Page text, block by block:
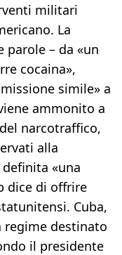
militari
La
parole – da «un
cocaina»,
simile» a
ammonito a
narcotraffico,
alla
«una
dice di offrire
Cuba,
regime destinato
il presidente